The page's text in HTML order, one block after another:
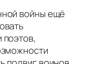
войны ещё